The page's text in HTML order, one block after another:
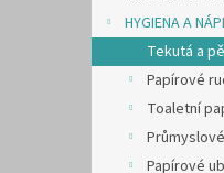
HYGIENA A
Tekutá a
Papírové
Toaletní
Papírové